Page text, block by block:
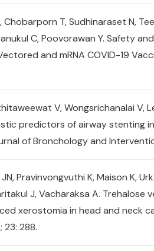
T, Sudhinaraset N,
C, Poovorawan Y. Safety
and mRNA COVID-19
V, Wongsrichanalai V,
predictors of airway stenting
of Bronchology and
Pravinvongvuthi K, Maison K,
J, Vacharaksa A.
xerostomia in head and neck
23: 288.